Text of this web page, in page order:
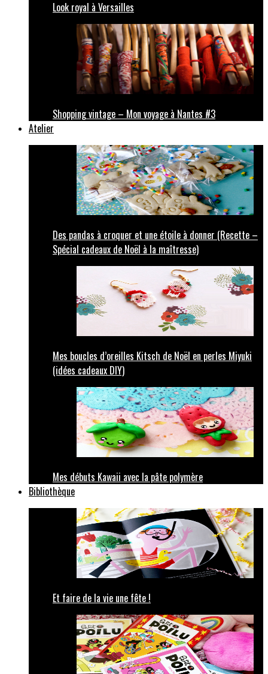
Look royal à Versailles
Shopping vintage – Mon voyage à Nantes #3
Atelier
Des pandas à croquer et une étoile à donner (Recette –
Spécial cadeaux de Noël à la maîtresse)
Mes boucles d’oreilles Kitsch de Noël en perles Miyuki
(idées cadeaux DIY)
Mes débuts Kawaii avec la pâte polymère
Bibliothèque
Et faire de la vie une fête !